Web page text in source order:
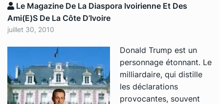
Le Magazine De La Diaspora Ivoirienne Et Des
Ami(e)s De La Côte D’Ivoire
juillet 30, 2010
Donald Trump est un
personnage étonnant. Le
milliardaire, qui distille
les déclarations
provocantes, souvent